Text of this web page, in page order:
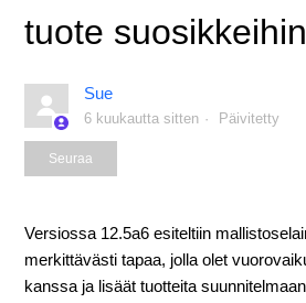
tuote suosikkeihin
Sue
6 kuukautta sitten Päivitetty
Seuraa
Versiossa 12.5a6 esiteltiin
merkittävästi tapaa, jolla olet
kanssa ja lisäät tuotteita